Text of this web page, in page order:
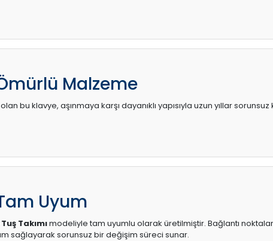
Malzeme
bu klavye, aşınmaya karşı dayanıklı yapısıyla uzun yıllar sorunsuz
Uyum
Takımımodeliyle tam uyumlu olarak üretilmiştir. Bağlantı
sağlayarak sorunsuz bir değişim süreci sunar.